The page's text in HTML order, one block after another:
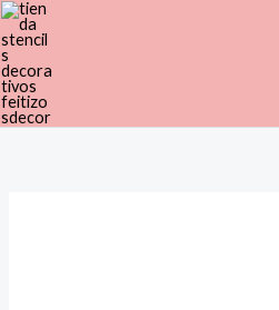
Ir
al
contenido